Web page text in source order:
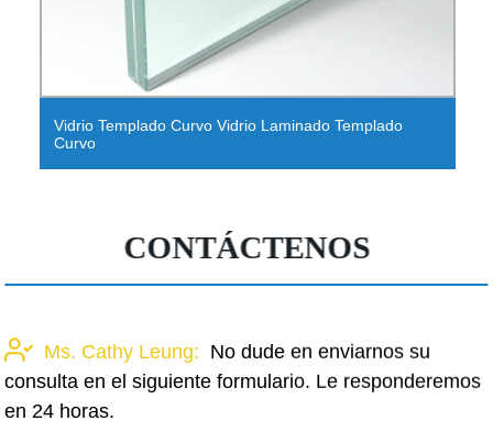
Vidrio Templado Curvo Vidrio Laminado Templado
Curvo
CONTÁCTENOS
Ms. Cathy Leung: No dude en enviarnos su
consulta en el siguiente formulario. Le responderemos
en 24 horas.